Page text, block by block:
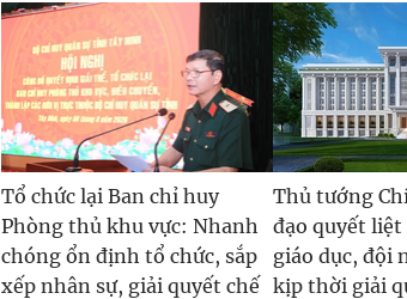
Tổ chức lại Ban chỉ huy
Phòng thủ khu vực: Nhanh
chóng ổn định tổ chức, sắp
xếp nhân sự, giải quyết chế
Thủ tướng
đạo quyết liệt
giáo dục, đội
kịp thời giải